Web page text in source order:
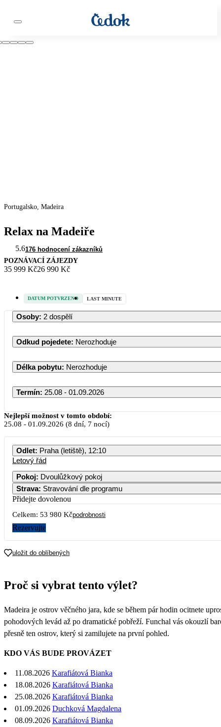
Portugalsko, Madeira
Relax na Madeiře
5.6176 hodnocení zákazníků
POZNÁVACÍ ZÁJEZDY
35 999 Kč26 990 Kč
DATUM POTVRZENO LAST MINUTE
Osoby: 2 dospělí
Odkud pojedete: Nerozhoduje
Délka pobytu: Nerozhoduje
Termín: 25.08 - 01.09.2026
Nejlepší možnost v tomto období:
25.08 - 01.09.2026 (8 dní, 7 nocí)
Odlet: Praha (letiště), 12:10
Letový řád
Pokoj: Dvoulůžkový pokoj
Strava: Stravování dle programu
Přidejte dovolenou
Celkem: 53 980 Kčpodrobnosti
Rezervujte
uložit do oblíbených
Proč si vybrat tento výlet?
Madeira je ostrov věčného jara, kde se během pár hodin ocitnete
pohodových levád až po dramatické pobřeží. Funchal vás okouzlí
přesně ten ostrov, který si zamilujete na první pohled.
KDO VÁS BUDE PROVÁZET
11.08.2026 Karafiátová Bianka
18.08.2026 Karafiátová Bianka
25.08.2026 Karafiátová Bianka
01.09.2026 Duchková Magdalena
08.09.2026 Karafiátová Bianka